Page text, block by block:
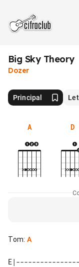
Big Sky Theory
Dozer
Principal
A D
Tom: A